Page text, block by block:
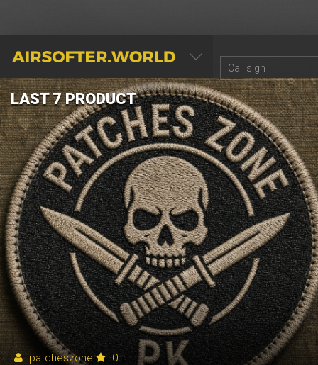
AIRSOFTER.WORLD
LAST 7 PRODUCT
patcheszone
0